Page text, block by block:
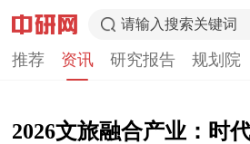
请输入搜索关键词
推荐 资讯 研究报告 规划院
2026文旅融合产业：时